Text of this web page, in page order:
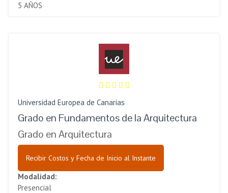
5 AÑOS
Universidad Europea de Canarias
Grado en Fundamentos de la Arquitectura
Grado en Arquitectura
Recibir Costos y Fecha de Inicio al Instante
Modalidad:
Presencial